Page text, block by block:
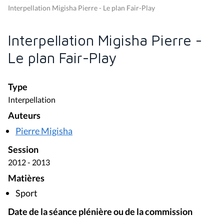
Interpellation Migisha Pierre - Le plan Fair-Play
Interpellation Migisha Pierre -
Le plan Fair-Play
Type
Interpellation
Auteurs
Pierre Migisha
Session
2012 - 2013
Matières
Sport
Date de la séance plénière ou de la commission